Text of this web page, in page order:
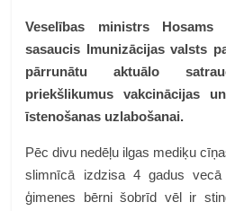
Veselības ministrs
sasaucis Imunizācijas valsts
pārrunātu aktuālo
priekšlikumus vakcinācijas
īstenošanas uzlabošanai.
Pēc divu nedēļu ilgas mediķu
slimnīcā izdzisa 4 gadus vecā
ģimenes bērni šobrīd vēl ir